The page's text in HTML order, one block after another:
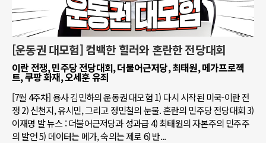
[운동권 대모험] 컴백한 힐러와 혼란한 전당대회
이란 전쟁, 민주당 전당대회, 더불어근저당, 최태원, 메가프로젝
트, 쿠팡 화재, 오세훈 유죄
[7월 4주차] 용사 김민하의 운동권 대모험 1) 다시 시작된 미국-이란 전
쟁 2) 신천지, 유시민, 그리고 정민철의 눈물. 혼란의 민주당 전당대회 3)
이재명 발 뉴스 : 더불어근저당과 성과급 4) 최태원의 자본주의 민주주
의 발언 5) 데이터는 메가, 숙의는 제로 6) 반...